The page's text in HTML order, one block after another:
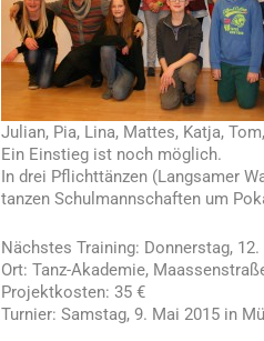
Julian, Pia, Lina, Mattes, Katja,
Ein Einstieg ist noch möglich.
In drei Pflichttänzen (Langsamer
tanzen Schulmannschaften um
Nächstes Training: Donnerstag,
Ort: Tanz-Akademie,
Projektkosten: 35 €
Turnier: Samstag, 9. Mai 2015 in